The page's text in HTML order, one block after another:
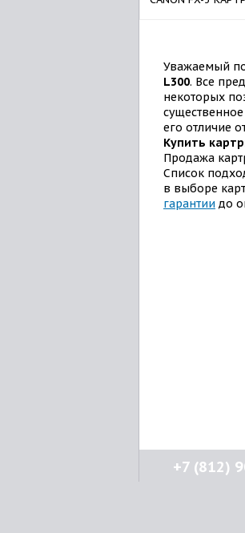
Уважаемый
L300. Все
некоторых
его отличие
Купить
Продажа
Список
в выборе
гарантии до
+7 (812)